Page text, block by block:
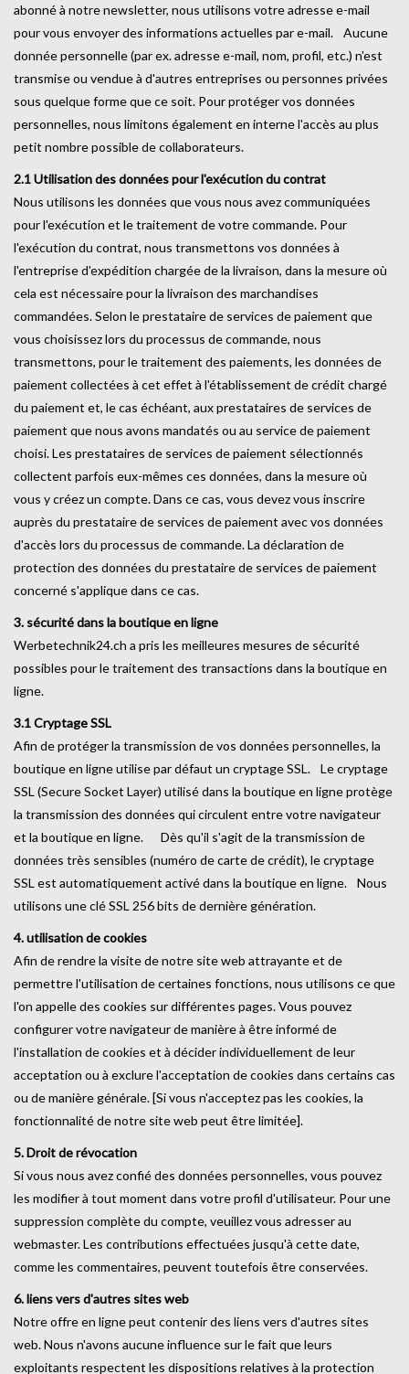
abonné à notre newsletter, nous utilisons votre adresse e-mail
pour vous envoyer des informations actuelles par e-mail. Aucune
donnée personnelle (par ex. adresse e-mail, nom, profil, etc.) n'est
transmise ou vendue à d'autres entreprises ou personnes privées
sous quelque forme que ce soit. Pour protéger vos données
personnelles, nous limitons également en interne l'accès au plus
petit nombre possible de collaborateurs.
2.1 Utilisation des données pour l'exécution du contrat
Nous utilisons les données que vous nous avez communiquées
pour l'exécution et le traitement de votre commande. Pour
l'exécution du contrat, nous transmettons vos données à
l'entreprise d'expédition chargée de la livraison, dans la mesure où
cela est nécessaire pour la livraison des marchandises
commandées. Selon le prestataire de services de paiement que
vous choisissez lors du processus de commande, nous
transmettons, pour le traitement des paiements, les données de
paiement collectées à cet effet à l'établissement de crédit chargé
du paiement et, le cas échéant, aux prestataires de services de
paiement que nous avons mandatés ou au service de paiement
choisi. Les prestataires de services de paiement sélectionnés
collectent parfois eux-mêmes ces données, dans la mesure où
vous y créez un compte. Dans ce cas, vous devez vous inscrire
auprès du prestataire de services de paiement avec vos données
d'accès lors du processus de commande. La déclaration de
protection des données du prestataire de services de paiement
concerné s'applique dans ce cas.
3. sécurité dans la boutique en ligne
Werbetechnik24.ch a pris les meilleures mesures de sécurité
possibles pour le traitement des transactions dans la boutique en
ligne.
3.1 Cryptage SSL
Afin de protéger la transmission de vos données personnelles, la
boutique en ligne utilise par défaut un cryptage SSL. Le cryptage
SSL (Secure Socket Layer) utilisé dans la boutique en ligne protège
la transmission des données qui circulent entre votre navigateur
et la boutique en ligne. Dès qu'il s'agit de la transmission de
données très sensibles (numéro de carte de crédit), le cryptage
SSL est automatiquement activé dans la boutique en ligne. Nous
utilisons une clé SSL 256 bits de dernière génération.
4. utilisation de cookies
Afin de rendre la visite de notre site web attrayante et de
permettre l'utilisation de certaines fonctions, nous utilisons ce que
l'on appelle des cookies sur différentes pages. Vous pouvez
configurer votre navigateur de manière à être informé de
l'installation de cookies et à décider individuellement de leur
acceptation ou à exclure l'acceptation de cookies dans certains cas
ou de manière générale. [Si vous n'acceptez pas les cookies, la
fonctionnalité de notre site web peut être limitée].
5. Droit de révocation
Si vous nous avez confié des données personnelles, vous pouvez
les modifier à tout moment dans votre profil d'utilisateur. Pour une
suppression complète du compte, veuillez vous adresser au
webmaster. Les contributions effectuées jusqu'à cette date,
comme les commentaires, peuvent toutefois être conservées.
6. liens vers d'autres sites web
Notre offre en ligne peut contenir des liens vers d'autres sites
web. Nous n'avons aucune influence sur le fait que leurs
exploitants respectent les dispositions relatives à la protection